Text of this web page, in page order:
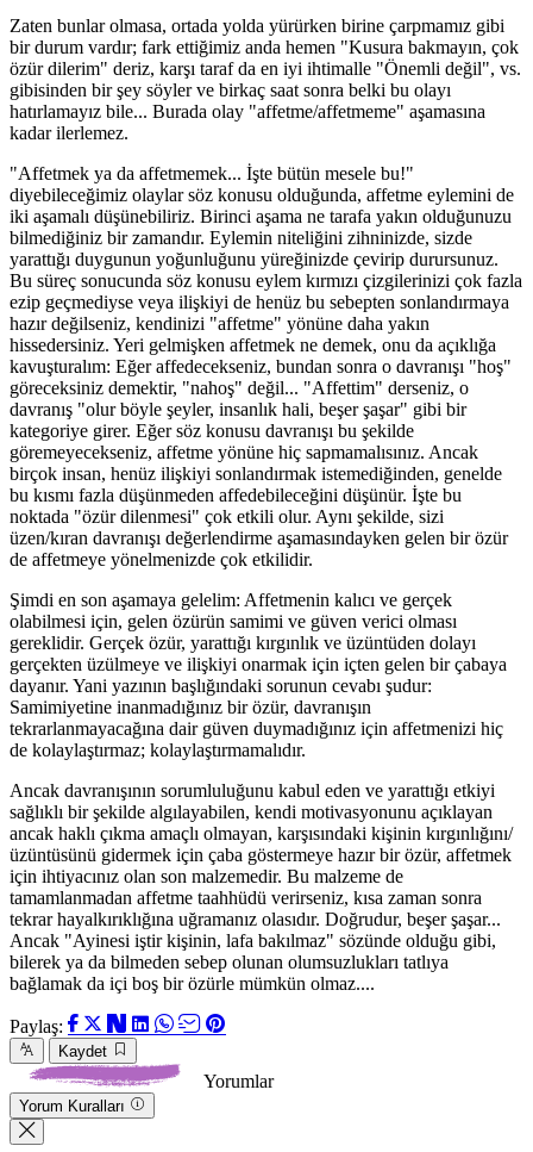
Zaten bunlar olmasa, ortada yolda yürürken birine çarpmamız gibi
bir durum vardır; fark ettiğimiz anda hemen "Kusura bakmayın, çok
özür dilerim" deriz, karşı taraf da en iyi ihtimalle "Önemli değil", vs.
gibisinden bir şey söyler ve birkaç saat sonra belki bu olayı
hatırlamayız bile... Burada olay "affetme/affetmeme" aşamasına
kadar ilerlemez.
"Affetmek ya da affetmemek... İşte bütün mesele bu!"
diyebileceğimiz olaylar söz konusu olduğunda, affetme eylemini de
iki aşamalı düşünebiliriz. Birinci aşama ne tarafa yakın olduğunuzu
bilmediğiniz bir zamandır. Eylemin niteliğini zihninizde, sizde
yarattığı duygunun yoğunluğunu yüreğinizde çevirip durursunuz.
Bu süreç sonucunda söz konusu eylem kırmızı çizgilerinizi çok fazla
ezip geçmediyse veya ilişkiyi de henüz bu sebepten sonlandırmaya
hazır değilseniz, kendinizi "affetme" yönüne daha yakın
hissedersiniz. Yeri gelmişken affetmek ne demek, onu da açıklığa
kavuşturalım: Eğer affedecekseniz, bundan sonra o davranışı "hoş"
göreceksiniz demektir, "nahoş" değil... "Affettim" derseniz, o
davranış "olur böyle şeyler, insanlık hali, beşer şaşar" gibi bir
kategoriye girer. Eğer söz konusu davranışı bu şekilde
göremeyecekseniz, affetme yönüne hiç sapmamalısınız. Ancak
birçok insan, henüz ilişkiyi sonlandırmak istemediğinden, genelde
bu kısmı fazla düşünmeden affedebileceğini düşünür. İşte bu
noktada "özür dilenmesi" çok etkili olur. Aynı şekilde, sizi
üzen/kıran davranışı değerlendirme aşamasındayken gelen bir özür
de affetmeye yönelmenizde çok etkilidir.
Şimdi en son aşamaya gelelim: Affetmenin kalıcı ve gerçek
olabilmesi için, gelen özürün samimi ve güven verici olması
gereklidir. Gerçek özür, yarattığı kırgınlık ve üzüntüden dolayı
gerçekten üzülmeye ve ilişkiyi onarmak için içten gelen bir çabaya
dayanır. Yani yazının başlığındaki sorunun cevabı şudur:
Samimiyetine inanmadığınız bir özür, davranışın
tekrarlanmayacağına dair güven duymadığınız için affetmenizi hiç
de kolaylaştırmaz; kolaylaştırmamalıdır.
Ancak davranışının sorumluluğunu kabul eden ve yarattığı etkiyi
sağlıklı bir şekilde algılayabilen, kendi motivasyonunu açıklayan
ancak haklı çıkma amaçlı olmayan, karşısındaki kişinin kırgınlığını/
üzüntüsünü gidermek için çaba göstermeye hazır bir özür, affetmek
için ihtiyacınız olan son malzemedir. Bu malzeme de
tamamlanmadan affetme taahhüdü verirseniz, kısa zaman sonra
tekrar hayalkırıklığına uğramanız olasıdır. Doğrudur, beşer şaşar...
Ancak "Ayinesi iştir kişinin, lafa bakılmaz" sözünde olduğu gibi,
bilerek ya da bilmeden sebep olunan olumsuzlukları tatlıya
bağlamak da içi boş bir özürle mümkün olmaz....
Paylaş:
Kaydet
Yorumlar
Yorum Kuralları